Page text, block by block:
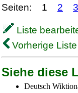
Seiten: 1 2 3
Liste
Vorherige Liste
Siehe diese
Deutsch